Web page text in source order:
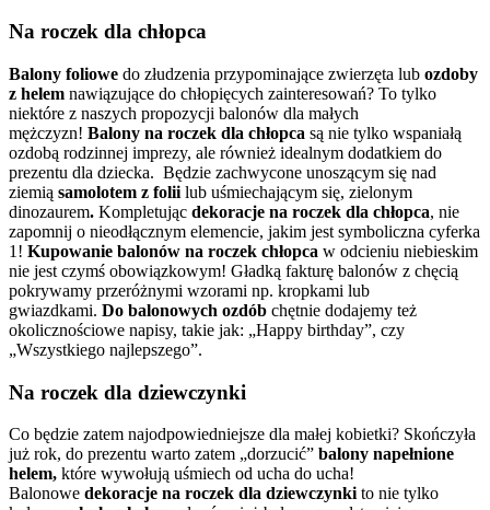
Na roczek dla chłopca
Balony foliowe do złudzenia przypominające zwierzęta lub ozdoby
z helem nawiązujące do chłopięcych zainteresowań? To tylko
niektóre z naszych propozycji balonów dla małych
mężczyzn! Balony na roczek dla chłopca są nie tylko wspaniałą
ozdobą rodzinnej imprezy, ale również idealnym dodatkiem do
prezentu dla dziecka. Będzie zachwycone unoszącym się nad
ziemią samolotem z folii lub uśmiechającym się, zielonym
dinozaurem. Kompletując dekoracje na roczek dla chłopca, nie
zapomnij o nieodłącznym elemencie, jakim jest symboliczna cyferka
1! Kupowanie balonów na roczek chłopca w odcieniu niebieskim
nie jest czymś obowiązkowym! Gładką fakturę balonów z chęcią
pokrywamy przeróżnymi wzorami np. kropkami lub
gwiazdkami. Do balonowych ozdób chętnie dodajemy też
okolicznościowe napisy, takie jak: „Happy birthday”, czy
„Wszystkiego najlepszego”.
Na roczek dla dziewczynki
Co będzie zatem najodpowiedniejsze dla małej kobietki? Skończyła
już rok, do prezentu warto zatem „dorzucić” balony napełnione
helem, które wywołują uśmiech od ucha do ucha!
Balonowe dekoracje na roczek dla dziewczynki to nie tylko